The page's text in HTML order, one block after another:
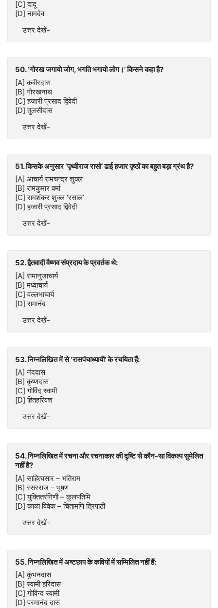
[C] दादू
[D] नामदेव
उत्तर देखें-
50. ‘गोरख जगायो जोग, भगति भगायो लोग।’ किसने कहा है?
[A] कबीरदास
[B] गोरखनाथ
[C] हजारी प्रसाद द्विवेदी
[D] तुलसीदास
उत्तर देखें-
51. किसके अनुसार ‘पृथ्वीराज रासो’ ढाई हजार पृष्ठों का बहुत बड़ा ग्रंथ है?
[A] आचार्य रामचन्द्र शुक्ल
[B] रामकुमार वर्मा
[C] रामशंकर शुक्ल ‘रसाल’
[D] हजारी प्रसाद द्विवेदी
उत्तर देखें-
52. द्वैतवादी वैष्णव संप्रदाय के प्रवर्तक थे:
[A] रामानुजाचार्य
[B] मध्वाचार्य
[C] वल्लभाचार्य
[D] रामानंद
उत्तर देखें-
53. निम्नलिखित में से ‘रासपंचाध्यायी’ के रचयिता हैं:
[A] नंददास
[B] कृष्णदास
[C] गोविंद स्वामी
[D] हितहरिवंश
उत्तर देखें-
54. निम्नलिखित में रचना और रचनाकार की दृष्टि से कौन-सा विकल्प सुमेलित
नहीं है?
[A] साहित्यसार – भतिराम
[B] रसरराज – भूषण
[C] युक्तितरंगिणी – कुलपतिमि
[D] काव्य विवेक – चिंतामणि त्रिपाठी
उत्तर देखें-
55. निम्नलिखित में अष्टछाप के कवियों में सम्मिलित नहीं हैं:
[A] कुंभनदास
[B] स्वामी हरिदास
[C] गोविन्द स्वामी
[D] परमानंद दास